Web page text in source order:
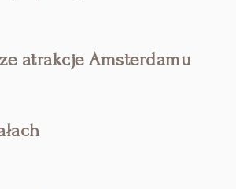
atrakcje Amsterdamu